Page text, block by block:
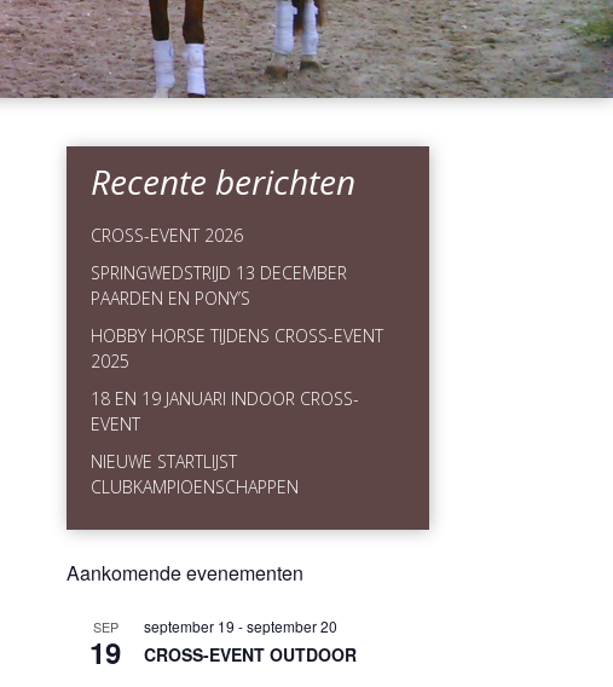
Recente berichten
CROSS-EVENT 2026
SPRINGWEDSTRIJD 13 DECEMBER
PAARDEN EN PONY’S
HOBBY HORSE TIJDENS CROSS-EVENT
2025
18 EN 19 JANUARI INDOOR CROSS-
EVENT
NIEUWE STARTLIJST
CLUBKAMPIOENSCHAPPEN
Aankomende evenementen
SEP
19
september 19 -september 20
CROSS-EVENT OUTDOOR